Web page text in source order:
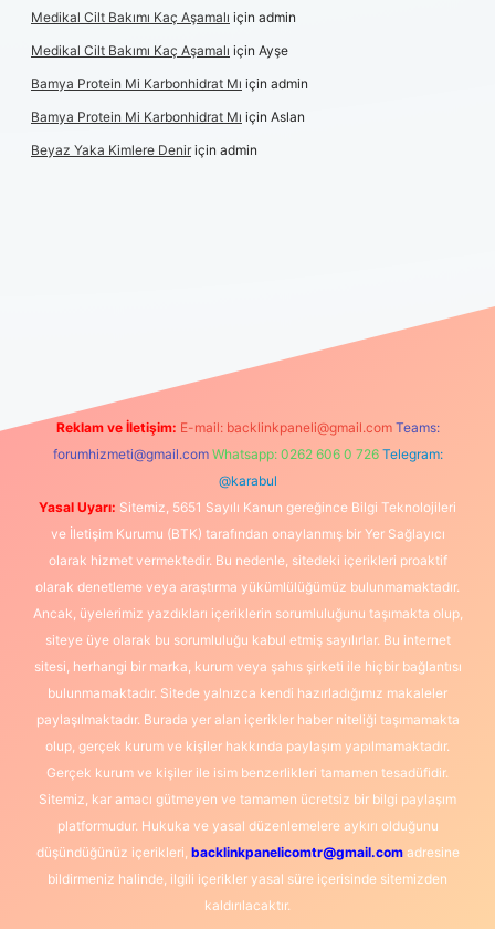
Medikal Cilt Bakımı Kaç Aşamalı için admin
Medikal Cilt Bakımı Kaç Aşamalı için Ayşe
Bamya Protein Mi Karbonhidrat Mı için admin
Bamya Protein Mi Karbonhidrat Mı için Aslan
Beyaz Yaka Kimlere Deniriçin admin
Reklam ve İletişim: E-mail: backlinkpaneli@gmail.com Teams:
forumhizmeti@gmail.com Whatsapp: 0262 606 0 726 Telegram:
@karabul
Yasal Uyarı: Sitemiz, 5651 Sayılı Kanun gereğince Bilgi Teknolojileri
ve İletişim Kurumu (BTK) tarafından onaylanmış bir Yer Sağlayıcı
olarak hizmet vermektedir. Bu nedenle, sitedeki içerikleri proaktif
olarak denetleme veya araştırma yükümlülüğümüz bulunmamaktadır.
Ancak, üyelerimiz yazdıkları içeriklerin sorumluluğunu taşımakta olup,
siteye üye olarak bu sorumluluğu kabul etmiş sayılırlar. Bu internet
sitesi, herhangi bir marka, kurum veya şahıs şirketi ile hiçbir bağlantısı
bulunmamaktadır. Sitede yalnızca kendi hazırladığımız makaleler
paylaşılmaktadır. Burada yer alan içerikler haber niteliği taşımamakta
olup, gerçek kurum ve kişiler hakkında paylaşım yapılmamaktadır.
Gerçek kurum ve kişiler ile isim benzerlikleri tamamen tesadüfidir.
Sitemiz, kar amacı gütmeyen ve tamamen ücretsiz bir bilgi paylaşım
platformudur. Hukuka ve yasal düzenlemelere aykırı olduğunu
düşündüğünüz içerikleri, backlinkpanelicomtr@gmail.comadresine
bildirmeniz halinde, ilgili içerikler yasal süre içerisinde sitemizden
kaldırılacaktır.